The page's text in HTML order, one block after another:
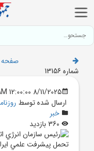
صفحه 3
شماره 13156
8/11/2025 12:00:00 AM
ارسال شده توسط
خبر